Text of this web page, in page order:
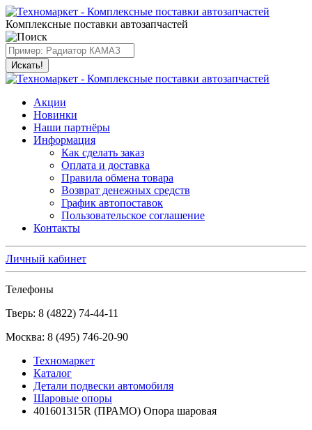
Комплексные поставки автозапчастей
Искать!
Акции
Новинки
Наши партнёры
Информация
Как сделать заказ
Оплата и доставка
Правила обмена товара
Возврат денежных средств
График автопоставок
Пользовательское соглашение
Контакты
Личный кабинет
Телефоны
Тверь: 8 (4822) 74-44-11
Москва: 8 (495) 746-20-90
Техномаркет
Каталог
Детали подвески автомобиля
Шаровые опоры
401601315R (ПРАМО) Опора шаровая